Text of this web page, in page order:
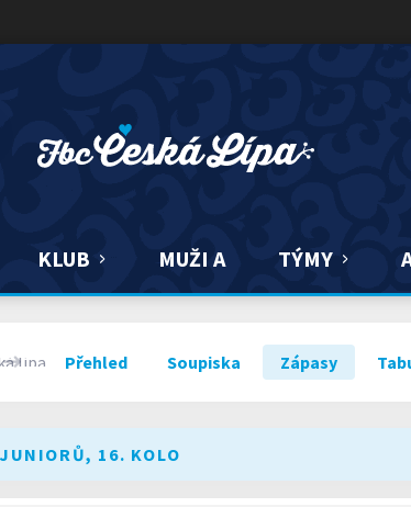
KLUB MUŽI A TÝMY
Přehled Soupiska Zápasy
16. KOLO